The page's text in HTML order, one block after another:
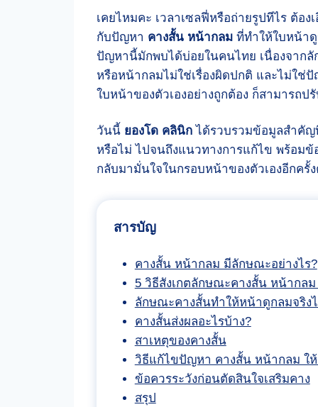
เคยไหมคะ เวลาเซลฟี่หรือถ่ายรูปทีไร ต้อ
กับปัญหา คางสั้น หน้ากลม ที่ทำให้ใบหน้า
ปัญหานี้มักพบได้บ่อยในคนไทย เนื่องจาก
หรือหน้ากลมไม่ใช่เรื่องผิดปกติ และไม่ใช่
ใบหน้าของตัวเองอย่างถูกต้อง ก็สามารถ
วันนี้ ยองโด คลินิก ได้รวบรวมข้อมูลสำคัญ
หรือไม่ ไปจนถึงแนวทางการแก้ไข พร้อม
กลับมามั่นใจในกรอบหน้าของตัวเองอีกครั้
สารบัญ
คางสั้น หน้ากลม มีลักษณะอย่างไร?
5 วิธีสังเกตลักษณะคางสั้น หน้ากลม
ลักษณะคางสั้นทำให้หน้าดูกลมจริง
คางสั้นส่งผลอะไรบ้าง?
สาเหตุของคางสั้น
วิธีแก้ไขปัญหา คางสั้น หน้ากลม ให้
ข้อควรระวังก่อนตัดสินใจเสริมคาง
สรุป